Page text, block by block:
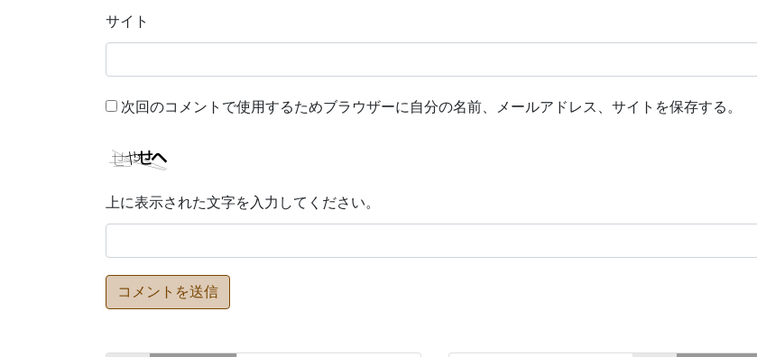
サイト
次回のコメントで使用するためブラウザーに自分の名前、メールアドレス、サイトを保存する。
上に表示された文字を入力してください。